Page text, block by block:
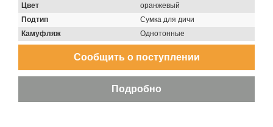
Цвет
оранжевый
Подтип
Сумка для дичи
Камуфляж
Однотонные